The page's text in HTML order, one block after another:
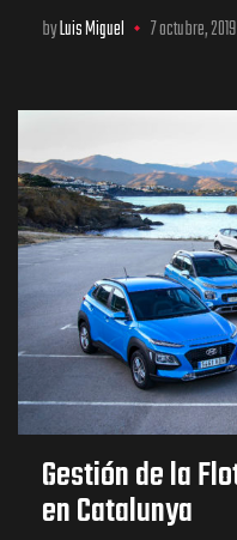
byLuis Miguel 7 octubre, 2019
Gestión de la
en Catalunya